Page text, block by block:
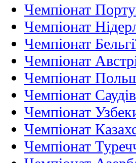
Чемпіонат
Чемпіонат
Чемпіонат
Чемпіонат
Чемпіонат
Чемпіонат
Чемпіонат
Чемпіонат
Чемпіонат